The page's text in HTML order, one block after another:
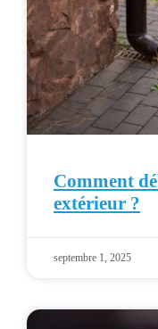
Comment
extérieur ?
septembre 1, 2025